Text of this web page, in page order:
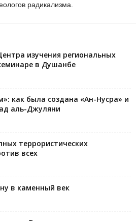
радикализма.
изучения региональных
в Душанбе
как была создана «Ан-Нусра» и
аль-Джуляни
террористических
всех
в каменный век